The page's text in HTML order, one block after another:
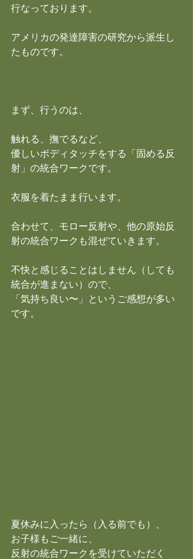
行なっております。
アメリカの発達障害の研究から派生し
たものです。
まず、行うのは、
触れる、撫でるなど、
優しいボディタッチをする「固める反
射」の統合ワークです。
衣服を着たまま行います。
合わせて、モロー反射や、他の原始反
射の統合ワークも混ぜていきます。
不快と感じることはしません（しても
統合が進まない）ので、
「気持ち良い〜」というご感想が多い
です。
夏休みに入ったら（入る前でも）、
お子様もご一緒に、
反射の統合ワークを受けていただく